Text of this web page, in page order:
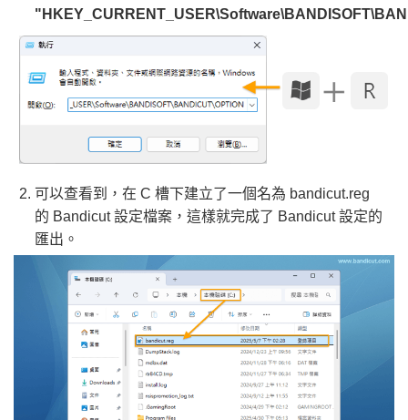
可以查看到，在 C 槽下建立了一個名為 bandicut.reg
的 Bandicut 設定檔案，這樣就完成了 Bandicut 設定的
匯出。